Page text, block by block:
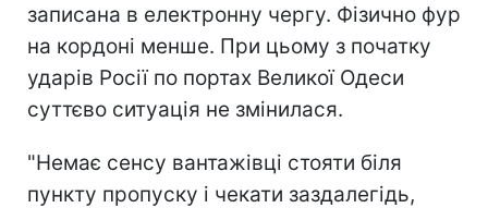
записана в електронну чергу. Фізично фур
на кордоні менше. При цьому з початку
ударів Росії по портах Великої Одеси
суттєво ситуація не змінилася.
"Немає сенсу вантажівці стояти біля
пункту пропуску і чекати заздалегідь,